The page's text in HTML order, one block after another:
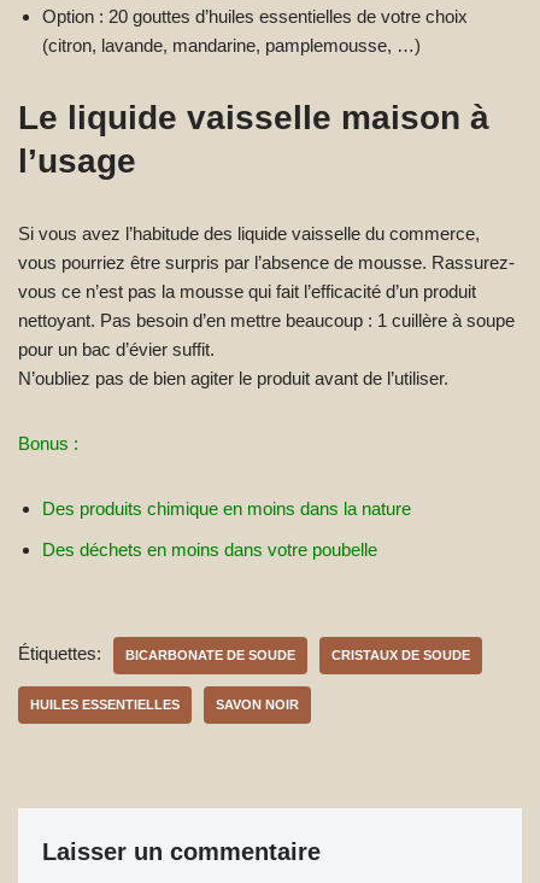
Option : 20 gouttes d’huiles essentielles de votre choix
(citron, lavande, mandarine, pamplemousse, …)
Le liquide vaisselle maison à
l’usage
Si vous avez l’habitude des liquide vaisselle du commerce,
vous pourriez être surpris par l’absence de mousse. Rassurez-
vous ce n’est pas la mousse qui fait l’efficacité d’un produit
nettoyant. Pas besoin d’en mettre beaucoup : 1 cuillère à soupe
pour un bac d’évier suffit.
N’oubliez pas de bien agiter le produit avant de l’utiliser.
Bonus :
Des produits chimique en moins dans la nature
Des déchets en moins dans votre poubelle
Étiquettes: BICARBONATE DE SOUDE CRISTAUX DE SOUDE
HUILES ESSENTIELLES SAVON NOIR
Laisser un commentaire